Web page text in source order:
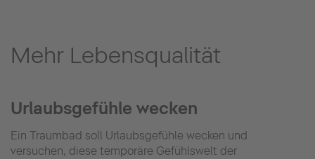
Mehr Lebensqualität
Urlaubsgefühle wecken
Ein Traumbad soll Urlaubsgefühle wecken und
versuchen, diese temporäre Gefühlswelt der